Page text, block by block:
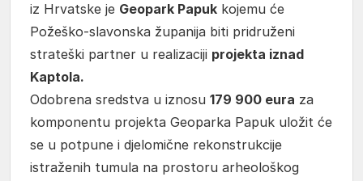
iz Hrvatske je Geopark Papuk kojemu će
Požeško-slavonska županija biti pridruženi
strateški partner u realizaciji projekta iznad
Kaptola.
Odobrena sredstva u iznosu 179 900 eura za
komponentu projekta Geoparka Papuk uložit će
se u potpune i djelomične rekonstrukcije
istraženih tumula na prostoru arheološkog